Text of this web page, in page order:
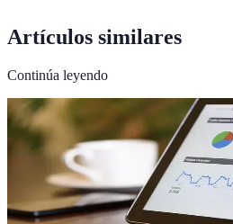
Artículos similares
Continúa leyendo